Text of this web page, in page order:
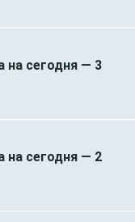
на сегодня — 3
на сегодня — 2